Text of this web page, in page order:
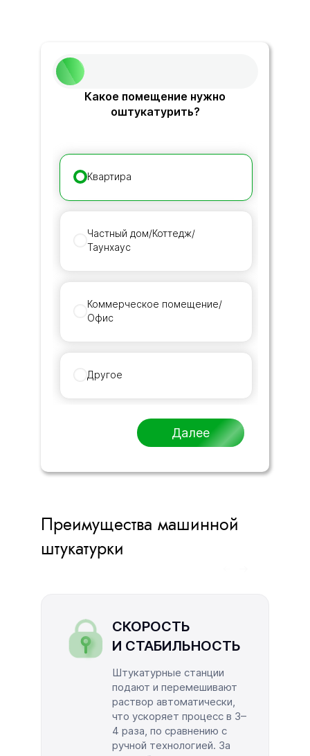
Какое помещение нужно
оштукатурить?
Квартира
Частный дом/Коттедж/
Таунхаус
Коммерческое помещение/
Офис
Другое
Далее
Преимущества машинной
штукатурки
СКОРОСТЬ
И СТАБИЛЬНОСТЬ
Штукатурные станции
подают и перемешивают
раствор автоматически,
что ускоряет процесс в 3–
4 раза, по сравнению с
ручной технологией. За